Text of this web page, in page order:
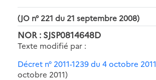
(JO n° 221 du 21 septembre 2008)
NOR : SJSP0814648D
Texte modifié par :
Décret n° 2011-1239 du 4 octobre 2011
octobre 2011)